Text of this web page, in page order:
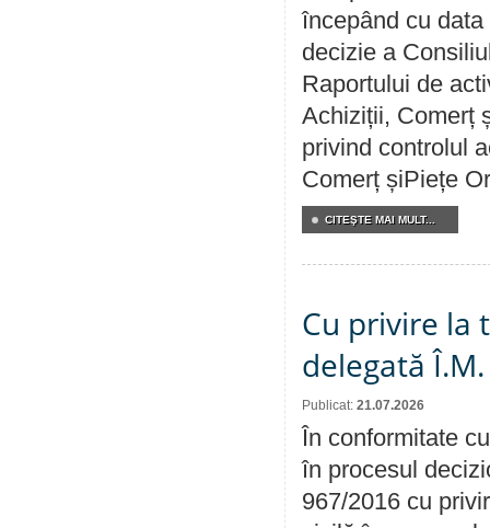
începând cu
decizie a
Raportului de
Achiziții, Comerț
privind controlul
Comerț șiPiețe
CITEŞTE MAI MULT...
Cu privire la
delegată
Publicat: 21.07.2026
În conformitate
în procesul
967/2016 cu